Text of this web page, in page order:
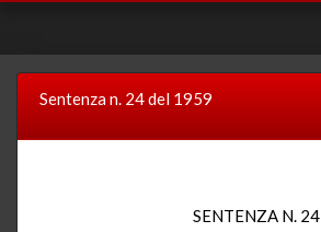
Sentenza n. 24 del 1959
SENTENZA N. 24